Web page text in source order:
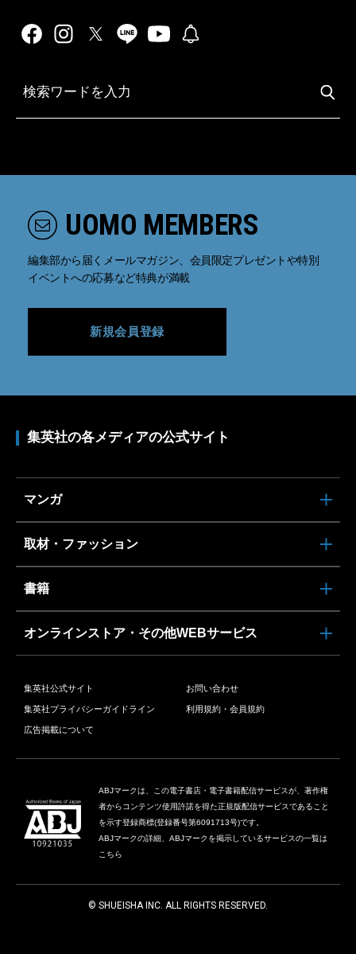
UOMO MEMBERS
編集部から届くメールマガジン、会員限定プレゼントや特別
イベントへの応募など特典が満載
新規会員登録
集英社の各メディアの公式サイト
マンガ
取材・ファッション
書籍
オンラインストア・その他WEBサービス
集英社公式サイト お問い合わせ
集英社プライバシーガイドライン 利用規約・会員規約
広告掲載について
ABJマークは、この電子書店・電子書籍配信サービスが、著作権
者からコンテンツ使用許諾を得た正規版配信サービスであること
を示す登録商標(登録番号第6091713号)です。
ABJマークの詳細、ABJマークを掲示しているサービスの一覧は
こちら
© SHUEISHA INC. ALL RIGHTS RESERVED.